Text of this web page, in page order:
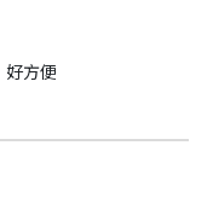
好方便